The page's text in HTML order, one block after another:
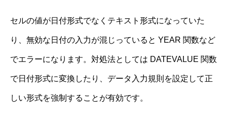
セルの値が日付形式でなくテキスト形式になっていた
り、無効な日付の入力が混じっていると YEAR 関数など
でエラーになります。対処法としては DATEVALUE 関数
で日付形式に変換したり、データ入力規則を設定して正
しい形式を強制することが有効です。